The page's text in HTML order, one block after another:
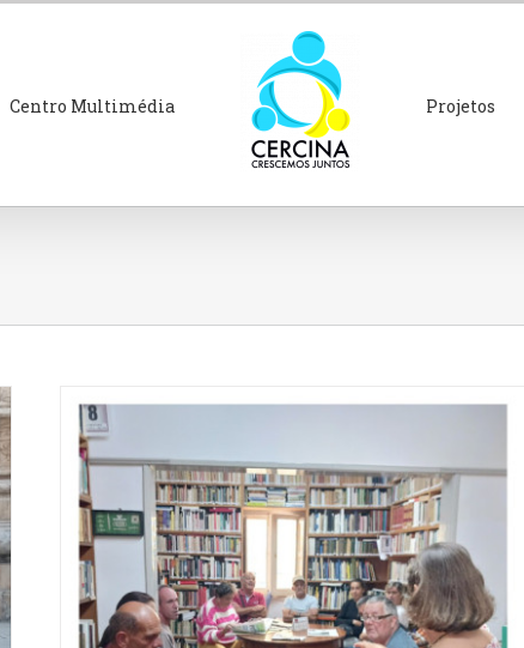
Centro Multimédia Projetos
Projetos Locais Promotores de
Qualificação dinamizados pela